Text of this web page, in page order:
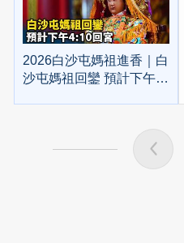
2026白沙屯媽祖進香｜白
沙屯媽祖回鑾 預計下午